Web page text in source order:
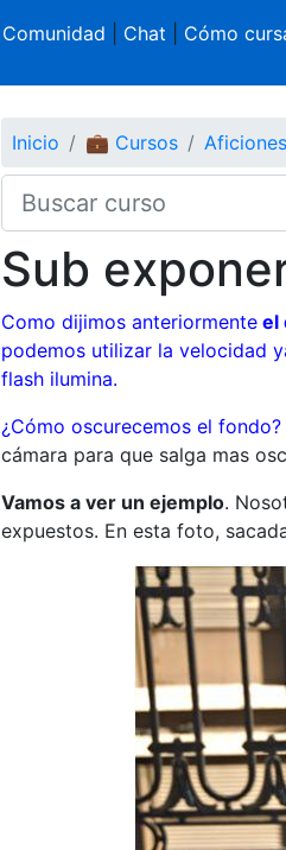
Comunidad Chat Cómo
Inicio 💼 Cursos Aficiones
Sub
Como dijimos anteriormenteel
podemos utilizar la velocidad
flash ilumina.
¿Cómo oscurecemos el fondo?
cámara para que salga mas
Vamos a ver un ejemplo.
expuestos. En esta foto,